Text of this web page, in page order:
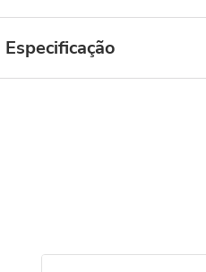
Especificação